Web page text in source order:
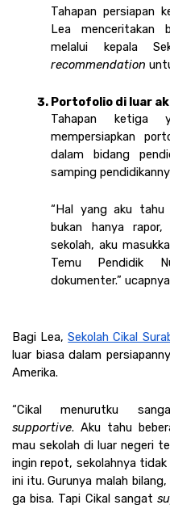
Tahapan persiapan
Lea menceritakan
melalui kepala
recommendation
Portofolio di luar
Tahapan ketiga
mempersiapkan
dalam bidang
samping
“Hal yang aku tahu
bukan hanya
sekolah, aku
Temu Pendidik
dokumenter.”
Bagi Lea, Sekolah Cikal
luar biasa dalam
Amerika.
supportive. Aku tahu
mau sekolah di luar negeri
ingin repot, sekolahnya
ini itu. Gurunya malah
ga bisa. Tapi Cikal sangat